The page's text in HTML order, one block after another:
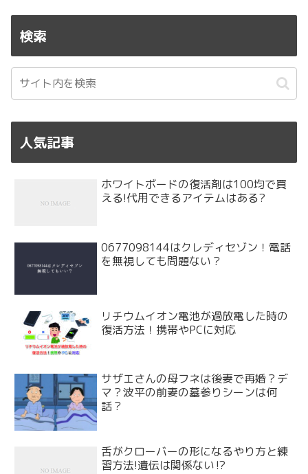
検索
人気記事
ホワイトボードの復活剤は100均で買
える!代用できるアイテムはある?
0677098144はクレディセゾン！電話
を無視しても問題ない？
リチウムイオン電池が過放電した時の
復活方法！携帯やPCに対応
サザエさんの母フネは後妻で再婚？デ
マ？波平の前妻の墓参りシーンは何
話？
舌がクローバーの形になるやり方と練
習方法!遺伝は関係ない⁉